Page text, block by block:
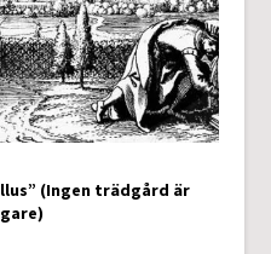
(Ingen trädgård är